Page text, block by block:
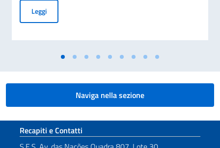
LeggiAvviso di pubblicità per contributi a soggetti privati per
Naviga nella sezione
Sezione footer
Recapiti e Contatti